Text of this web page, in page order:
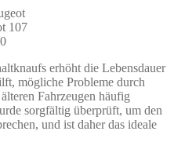
107
erhöht die Lebensdauer
mögliche Probleme durch
Fahrzeugen häufig
sorgfältig überprüft, um den
und ist daher das ideale